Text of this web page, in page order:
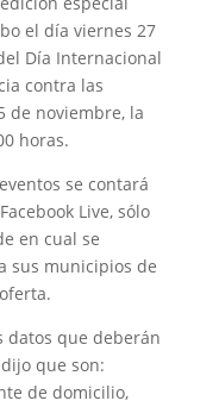
el día viernes 27
Día Internacional
contra las
de noviembre, la
horas.
se contará
Live, sólo
en cual se
sus municipios de
datos que deberán
que son:
de domicilio,